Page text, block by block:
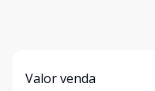
Valor venda